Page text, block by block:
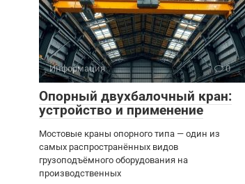
Информация 0
Опорный двухбалочный кран:
устройство и применение
Мостовые краны опорного типа — один из
самых распространённых видов
грузоподъёмного оборудования на
производственных